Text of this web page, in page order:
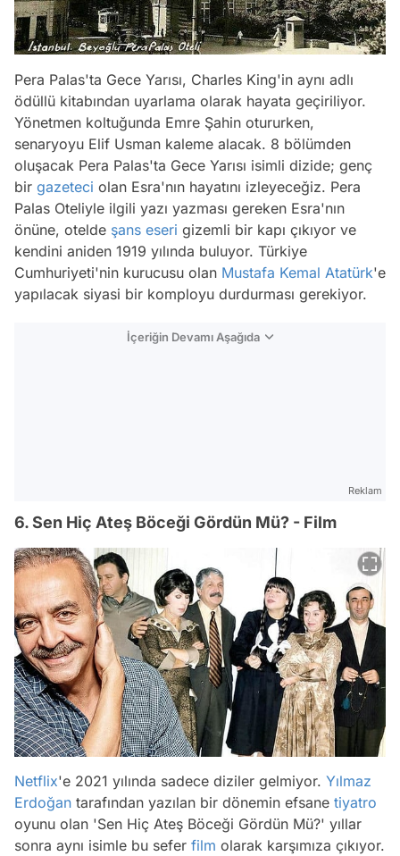
Pera Palas'ta Gece Yarısı, Charles King'in aynı adlı
ödüllü kitabından uyarlama olarak hayata geçiriliyor.
Yönetmen koltuğunda Emre Şahin otururken,
senaryoyu Elif Usman kaleme alacak. 8 bölümden
oluşacak Pera Palas'ta Gece Yarısı isimli dizide; genç
bir gazeteci olan Esra'nın hayatını izleyeceğiz. Pera
Palas Oteliyle ilgili yazı yazması gereken Esra'nın
önüne, otelde şans eseri gizemli bir kapı çıkıyor ve
kendini aniden 1919 yılında buluyor. Türkiye
Cumhuriyeti'nin kurucusu olan Mustafa Kemal Atatürk'e
yapılacak siyasi bir komployu durdurması gerekiyor.
İçeriğin Devamı Aşağıda
Reklam
6. Sen Hiç Ateş Böceği Gördün Mü? - Film
Netflix'e 2021 yılında sadece diziler gelmiyor. Yılmaz
Erdoğan tarafından yazılan bir dönemin efsane tiyatro
oyunu olan 'Sen Hiç Ateş Böceği Gördün Mü?' yıllar
sonra aynı isimle bu sefer film olarak karşımıza çıkıyor.